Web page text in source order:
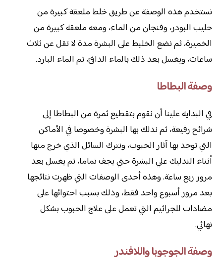
نستخدم هذه الوصفة عن طريق خلط ملعقة كبيرة من
حليب البودر، وفنجان من الماء، ومعه ملعقة كبيرة من
الخميرة، ثم نضع الخليط على البشرة مدة لا تقل عن ثلاث
ساعات، ويغسل بعد ذلك بالماء الدافئ، ثم الماء البارد.
وصفة البطاطا
في البداية علينا أن نقوم بتقطيع ثمرة من البطاطا إلى
شرائح رفيعة، ثم ندلك بها البشرة وخصوصا في الأماكن
التي توجد بها آثار الحبوب، ونترك السائل الذي خرج منها
أثناء التدليك علي البشرة حتي يجف تماما، ثم يغسل بعد
مرور ربع ساعة. وهذه أحدى الوصفات التي ظهرت نتائجها
بعد مرور أسبوع واحد فقط، وذلك بسبب احتوائها على
مضادات للجراثيم التي تعمل على علاج الحبوب بشكل
نهائي.
وصفة الجوجوبا واللافندر